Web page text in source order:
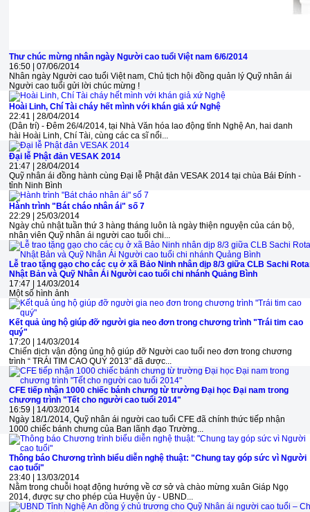
Thư chúc mừng nhân ngày Người cao tuổi Việt nam 6/6/2014
16:50 | 07/06/2014
Nhân ngày Người cao tuổi Việt nam, Chủ tịch hội đồng quản lý Quỹ nhân ái
Người cao tuổi gửi lời chúc mừng !
Hoài Linh, Chí Tài cháy hết mình với khán giả xứ Nghệ
22:41 | 28/04/2014
(Dân trí) - Đêm 26/4/2014, tại Nhà Văn hóa lao động tỉnh Nghệ An, hai danh
hài Hoài Linh, Chí Tài, cùng các ca sĩ nổi...
Đại lễ Phật đản VESAK 2014
21:47 | 28/04/2014
Quỹ nhân ái đồng hành cùng Đại lễ Phật đản VESAK 2014 tại chùa Bái Đính -
tỉnh Ninh Bình
Hành trình "Bát cháo nhân ái" số 7
22:29 | 25/03/2014
Ngày chủ nhật tuần thứ 3 hàng tháng luôn là ngày thiện nguyện của cán bộ,
nhân viên Quỹ nhân ái người cao tuổi chi...
Lễ trao tặng gạo cho các cụ ở xã Bảo Ninh nhân dịp 8/3 giữa CLB Sachi
Nhật Bản và Quỹ Nhân Ái Người cao tuổi chi nhánh Quảng Bình
17:47 | 14/03/2014
Một số hình ảnh
Kết quả ủng hộ giúp đỡ người gia neo đơn trong chương trình "Trái tim cao
quý"
17:20 | 14/03/2014
Chiến dịch vận động ủng hộ giúp đỡ Người cao tuổi neo đơn trong chương
trình “ TRÁI TIM CAO QUÝ 2013” đã được...
CFE tiếp nhận 1000 chiếc bánh chưng từ trường Đại học Đại nam trong
chương trình "Tết cho người cao tuổi 2014"
16:59 | 14/03/2014
Ngày 18/1/2014, Quỹ nhân ái người cao tuổi CFE đã chính thức tiếp nhận
1000 chiếc bánh chưng của Ban lãnh đạo Trường...
Thông báo Chương trình biểu diễn nghệ thuật: "Chung tay góp sức vì Người
cao tuổi"
23:40 | 13/03/2014
Nằm trong chuỗi hoạt động hướng về cơ sở và chào mừng xuân Giáp Ngọ
2014, được sự cho phép của Huyện ủy - UBND...